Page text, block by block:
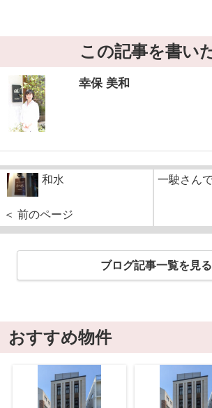
この記事を書い
幸保 美和
和水
＜ 前のページ
一駛さん
ブログ記事一覧を見る
おすすめ物件